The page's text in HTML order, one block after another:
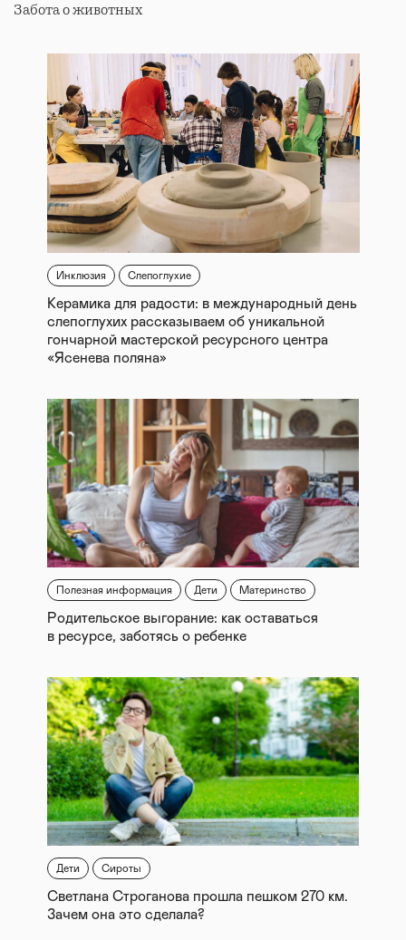
Забота о животных
Инклюзия Слепоглухие
Керамика для радости: в международный день
слепоглухих рассказываем об уникальной
гончарной мастерской ресурсного центра
«Ясенева поляна»
Полезная информация Дети Материнство
Родительское выгорание: как оставаться
в ресурсе, заботясь о ребенке
Дети Сироты
Светлана Строганова прошла пешком 270 км.
Зачем она это сделала?